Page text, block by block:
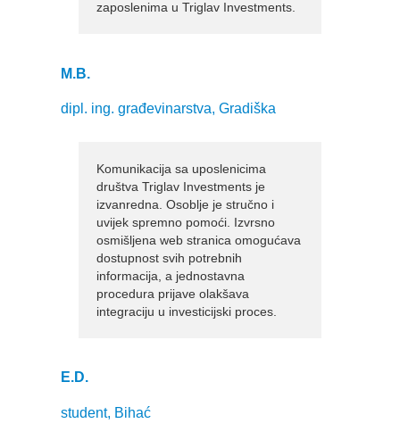
zaposlenima u Triglav Investments.
M.B.
dipl. ing. građevinarstva, Gradiška
Komunikacija sa uposlenicima
društva Triglav Investments je
izvanredna. Osoblje je stručno i
uvijek spremno pomoći. Izvrsno
osmišljena web stranica omogućava
dostupnost svih potrebnih
informacija, a jednostavna
procedura prijave olakšava
integraciju u investicijski proces.
E.D.
student, Bihać